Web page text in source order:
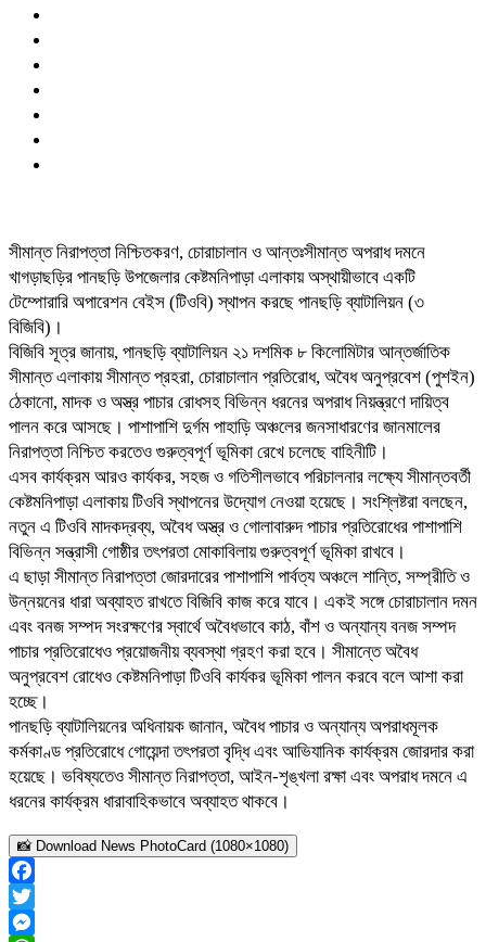
সীমান্ত নিরাপত্তা নিশ্চিতকরণ, চোরাচালান ও আন্তঃসীমান্ত অপরাধ দমনে
খাগড়াছড়ির পানছড়ি উপজেলার কেষ্টমনিপাড়া এলাকায় অস্থায়ীভাবে একটি
টেম্পোরারি অপারেশন বেইস (টিওবি) স্থাপন করছে পানছড়ি ব্যাটালিয়ন (৩
বিজিবি)।
বিজিবি সূত্র জানায়, পানছড়ি ব্যাটালিয়ন ২১ দশমিক ৮ কিলোমিটার আন্তর্জাতিক
সীমান্ত এলাকায় সীমান্ত প্রহরা, চোরাচালান প্রতিরোধ, অবৈধ অনুপ্রবেশ (পুশইন)
ঠেকানো, মাদক ও অস্ত্র পাচার রোধসহ বিভিন্ন ধরনের অপরাধ নিয়ন্ত্রণে দায়িত্ব
পালন করে আসছে। পাশাপাশি দুর্গম পাহাড়ি অঞ্চলের জনসাধারণের জানমালের
নিরাপত্তা নিশ্চিত করতেও গুরুত্বপূর্ণ ভূমিকা রেখে চলেছে বাহিনীটি।
এসব কার্যক্রম আরও কার্যকর, সহজ ও গতিশীলভাবে পরিচালনার লক্ষ্যে সীমান্তবর্তী
কেষ্টমনিপাড়া এলাকায় টিওবি স্থাপনের উদ্যোগ নেওয়া হয়েছে। সংশ্লিষ্টরা বলছেন,
নতুন এ টিওবি মাদকদ্রব্য, অবৈধ অস্ত্র ও গোলাবারুদ পাচার প্রতিরোধের পাশাপাশি
বিভিন্ন সন্ত্রাসী গোষ্ঠীর তৎপরতা মোকাবিলায় গুরুত্বপূর্ণ ভূমিকা রাখবে।
এ ছাড়া সীমান্ত নিরাপত্তা জোরদারের পাশাপাশি পার্বত্য অঞ্চলে শান্তি, সম্প্রীতি ও
উন্নয়নের ধারা অব্যাহত রাখতে বিজিবি কাজ করে যাবে। একই সঙ্গে চোরাচালান দমন
এবং বনজ সম্পদ সংরক্ষণের স্বার্থে অবৈধভাবে কাঠ, বাঁশ ও অন্যান্য বনজ সম্পদ
পাচার প্রতিরোধেও প্রয়োজনীয় ব্যবস্থা গ্রহণ করা হবে। সীমান্তে অবৈধ
অনুপ্রবেশ রোধেও কেষ্টমনিপাড়া টিওবি কার্যকর ভূমিকা পালন করবে বলে আশা করা
হচ্ছে।
পানছড়ি ব্যাটালিয়নের অধিনায়ক জানান, অবৈধ পাচার ও অন্যান্য অপরাধমূলক
কর্মকাণ্ড প্রতিরোধে গোয়েন্দা তৎপরতা বৃদ্ধি এবং আভিযানিক কার্যক্রম জোরদার করা
হয়েছে। ভবিষ্যতেও সীমান্ত নিরাপত্তা, আইন-শৃঙ্খলা রক্ষা এবং অপরাধ দমনে এ
ধরনের কার্যক্রম ধারাবাহিকভাবে অব্যাহত থাকবে।
📸 Download News PhotoCard (1080×1080)
Facebook
Twitter